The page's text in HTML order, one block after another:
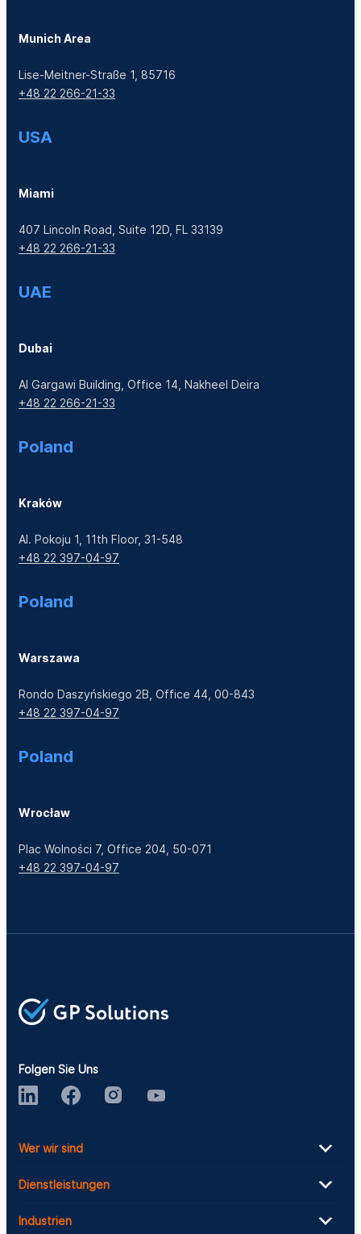
Munich Area
Lise-Meitner-Straße 1, 85716
+48 22 266-21-33
USA
Miami
407 Lincoln Road, Suite 12D, FL 33139
+48 22 266-21-33
UAE
Dubai
Al Gargawi Building, Office 14, Nakheel Deira
+48 22 266-21-33
Poland
Kraków
Al. Pokoju 1, 11th Floor, 31-548
+48 22 397-04-97
Poland
Warszawa
Rondo Daszyńskiego 2B, Office 44, 00-843
+48 22 397-04-97
Poland
Wrocław
Plac Wolności 7, Office 204, 50-071
+48 22 397-04-97
Folgen Sie Uns
Wer wir sind
Dienstleistungen
Industrien